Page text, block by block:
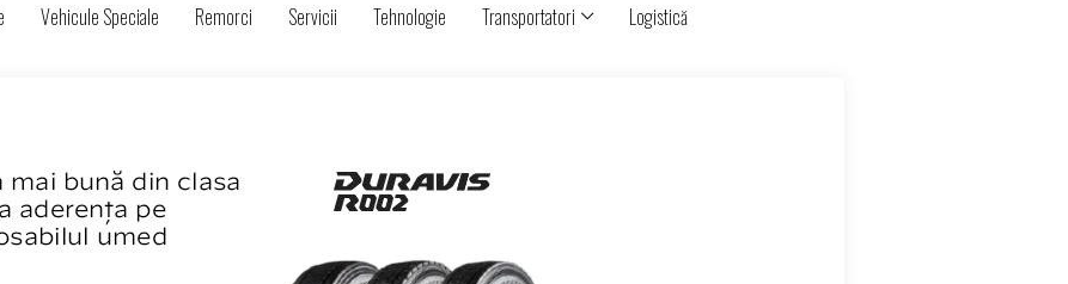
Vehicule Speciale Remorci Servicii Tehnologie Transportatori Logistică